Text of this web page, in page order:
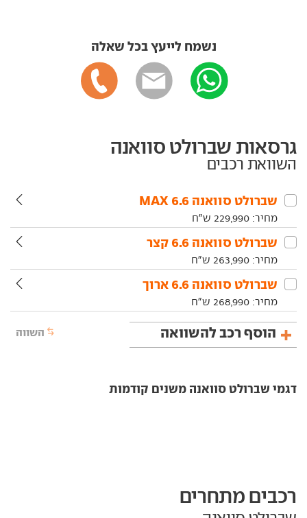
נשמח לייעץ בכל שאלה
גרסאות שברולט סוואנה
השוואת רכבים
שברולט‏ סוואנה‏ 6.6 MAX
מחיר: 229,990 ש"ח
שברולט‏ סוואנה‏ 6.6 קצר
מחיר: 263,990 ש"ח
שברולט‏ סוואנה‏ 6.6 ארוך
מחיר: 268,990 ש"ח
הוסף רכב להשוואה השווה
דגמי שברולט סוואנה משנים קודמות
רכבים מתחרים